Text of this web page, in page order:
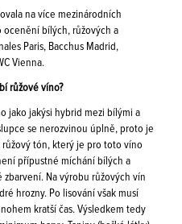
na více mezinárodních
ocenění bílých, růžových a
Paris, Bacchus Madrid,
Vienna.
růžové víno?
jako jakýsi hybrid mezi bílými a
se nerozvinou úplně, proto je
tón, který je pro toto víno
přípustné míchání bílých a
Na výrobu růžových vín
hrozny. Po lisování však musí
kratší čas. Výsledkem tedy